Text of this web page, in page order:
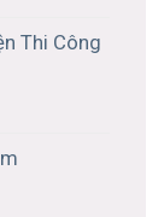
Thi Công